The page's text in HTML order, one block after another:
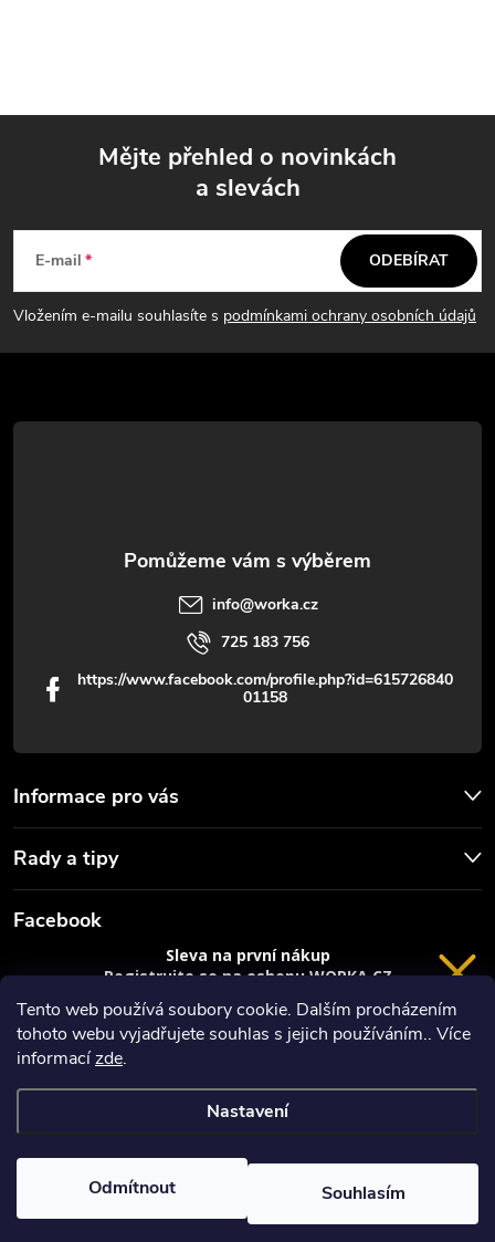
Tento web používá soubory cookie. Dalším procházením
tohoto webu vyjadřujete souhlas s jejich používáním.. Více
informacízde.
Nastavení
Odmítnout Souhlasím
p
t
Mějte přehled o novinkách
a slevách
E-mail
Vložením e-mailu souhlasíte s podmínkami ochrany osobních údajů
ODEBÍRAT
Informace pro vás
Rady a tipy
info@worka.cz
725 183 756
https://www.facebook.com/profile.php?id=615726840
01158
Facebook
Worka.cz - Vše pro práci a řemeslo
VRÁCENÍ 14 DNÍ
Sleva na první nákup
Registrujte se na eshopu WORKA.CZ
sleva 100 Kč* na nákup je Vaše.
Registrace
Privacy policy